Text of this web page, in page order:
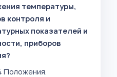
температуры,
контроля и
показателей и
приборов
Положения.